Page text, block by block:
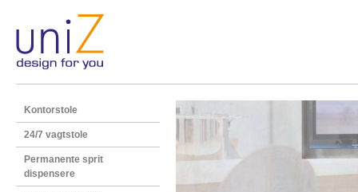
Kontorstole
24/7 vagtstole
Permanente sprit
dispensere